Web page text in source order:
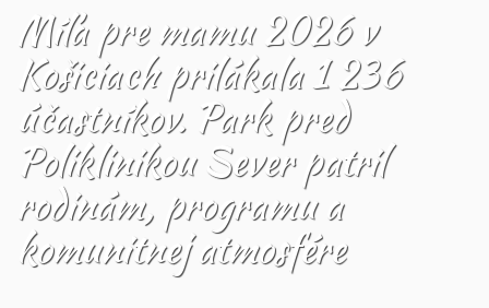
content
Míľa pre mamu 2026 v
Košiciach prilákala 1 236
účastníkov. Park pred
Poliklinikou Sever patril
rodinám, programu a
komunitnej atmosfére